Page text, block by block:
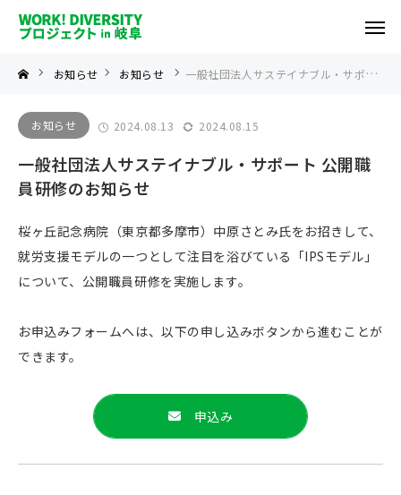
お知らせ お知らせ 一般社団法人サステイナブル・サポート 公開職員研修のお知らせ
お知らせ 2024.08.13 2024.08.15
一般社団法人サステイナブル・サポート 公開職
員研修のお知らせ
桜ヶ丘記念病院（東京都多摩市）中原さとみ氏をお招きして、
就労支援モデルの一つとして注目を浴びている「IPSモデル」
について、公開職員研修を実施します。
お申込みフォームへは、以下の申し込みボタンから進むことが
できます。
申込み